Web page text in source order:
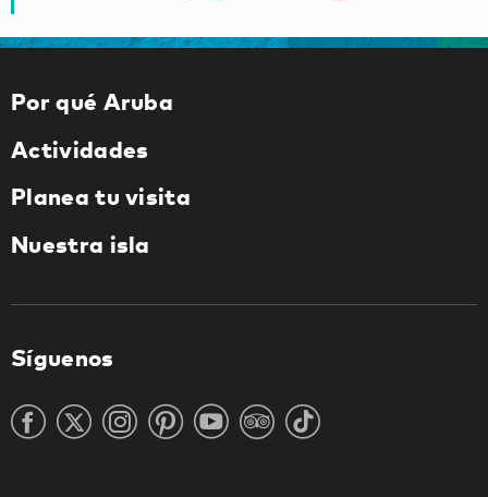
Por qué Aruba
Actividades
Planea tu visita
Nuestra isla
Síguenos